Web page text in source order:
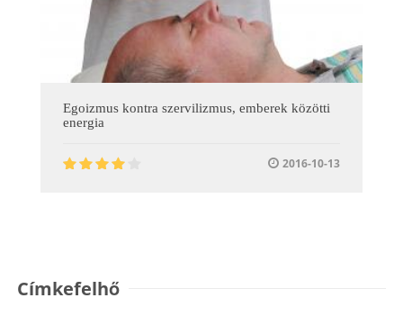
Egoizmus kontra szervilizmus, emberek közötti
energia
2016-10-13
Címkefelhő